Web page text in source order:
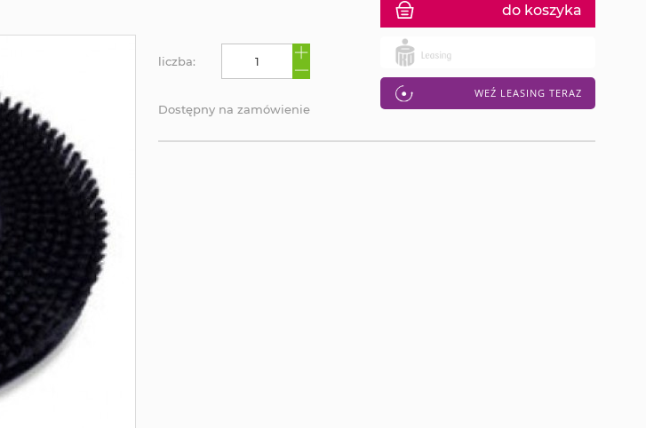
do koszyka
WEŹ LEASING TERAZ
liczba:
Dostępny na zamówienie